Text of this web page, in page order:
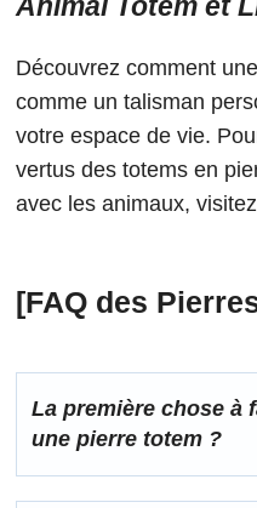
Découvrez comment
comme un talisman
votre espace de vie.
vertus des totems en
avec les animaux, visitez
[FAQ des
La première chose à
une pierre totem ?